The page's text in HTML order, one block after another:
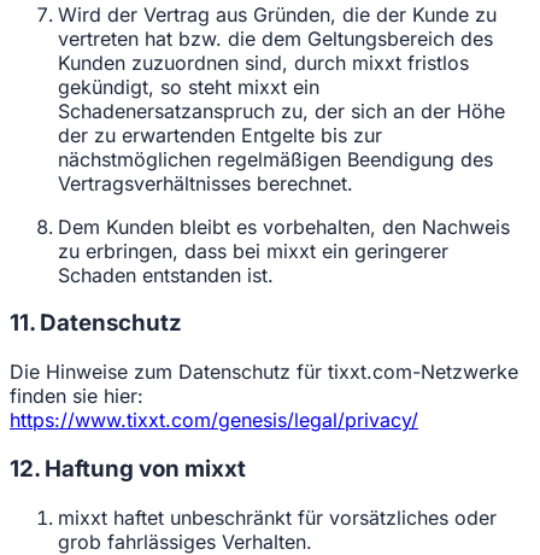
Wird der Vertrag aus Gründen, die der Kunde zu
vertreten hat bzw. die dem Geltungsbereich des
Kunden zuzuordnen sind, durch mixxt fristlos
gekündigt, so steht mixxt ein
Schadenersatzanspruch zu, der sich an der Höhe
der zu erwartenden Entgelte bis zur
nächstmöglichen regelmäßigen Beendigung des
Vertragsverhältnisses berechnet.
Dem Kunden bleibt es vorbehalten, den Nachweis
zu erbringen, dass bei mixxt ein geringerer
Schaden entstanden ist.
11. Datenschutz
Die Hinweise zum Datenschutz für tixxt.com-Netzwerke
finden sie hier:
https://www.tixxt.com/genesis/legal/privacy/
12. Haftung von mixxt
mixxt haftet unbeschränkt für vorsätzliches oder
grob fahrlässiges Verhalten.